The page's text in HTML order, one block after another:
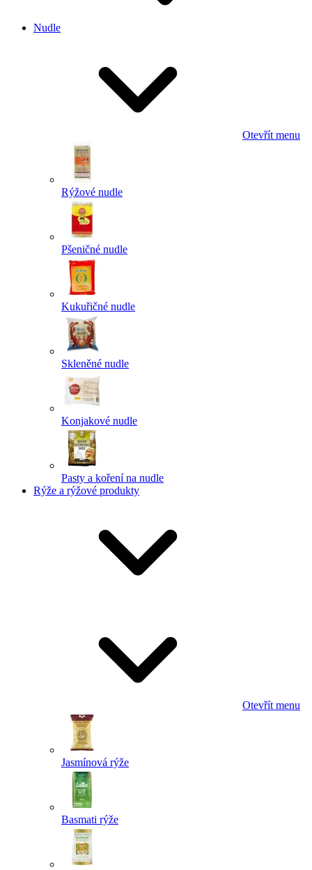
Nudle
Otevřít menu
Rýžové nudle
Pšeničné nudle
Kukuřičné nudle
Skleněné nudle
Konjakové nudle
Pasty a koření na nudle
Rýže a rýžové produkty
Otevřít menu
Jasmínová rýže
Basmati rýže